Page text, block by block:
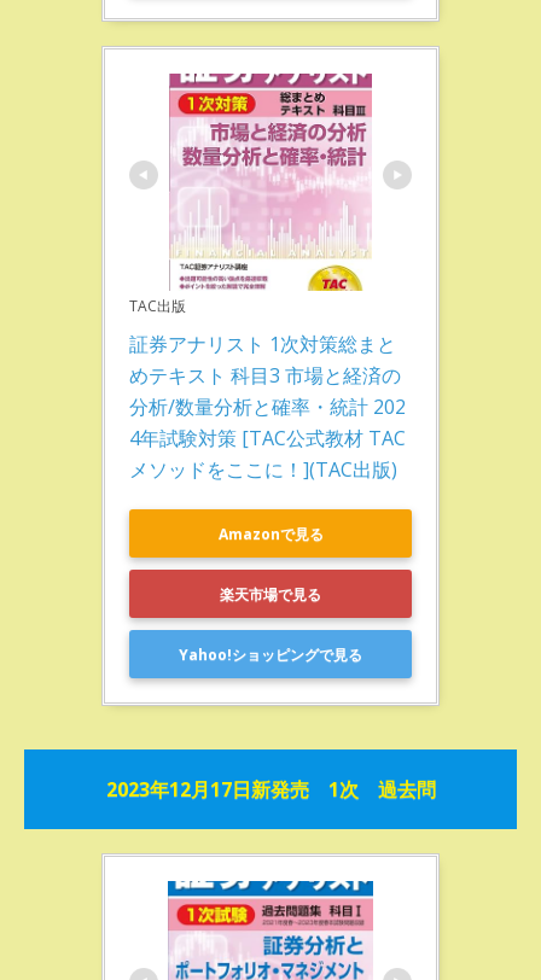
TAC出版
証券アナリスト 1次対策総まと
めテキスト 科目3 市場と経済の
分析/数量分析と確率・統計 202
4年試験対策 [TAC公式教材 TAC
メソッドをここに！](TAC出版)
Amazonで見る
楽天市場で見る
Yahoo!ショッピングで見る
2023年12月17日新発売 1次 過去問